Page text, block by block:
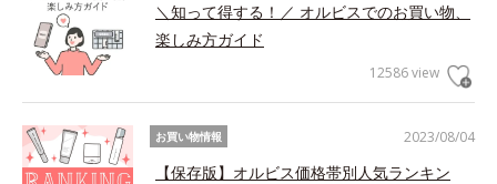
＼知って得する！／ オルビスでのお買い物、
楽しみ方ガイド
12586 view
2023/08/04
お買い物情報
【保存版】オルビス価格帯別人気ランキン